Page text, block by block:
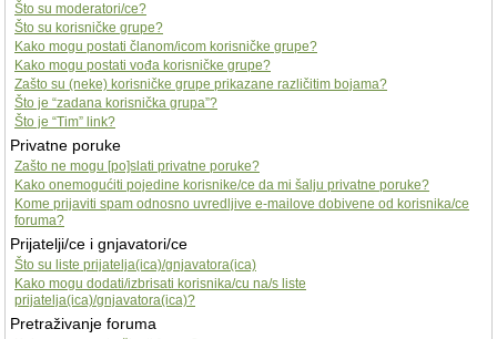
Što su moderatori/ce?
Što su korisničke grupe?
Kako mogu postati članom/icom korisničke grupe?
Kako mogu postati vođa korisničke grupe?
Zašto su (neke) korisničke grupe prikazane različitim bojama?
Što je “zadana korisnička grupa”?
Što je “Tim” link?
Privatne poruke
Zašto ne mogu [po]slati privatne poruke?
Kako onemogućiti pojedine korisnike/ce da mi šalju privatne poruke?
Kome prijaviti spam odnosno uvredljive e-mailove dobivene od korisnika/ce
foruma?
Prijatelji/ce i gnjavatori/ce
Što su liste prijatelja(ica)/gnjavatora(ica)
Kako mogu dodati/izbrisati korisnika/cu na/s liste
prijatelja(ica)/gnjavatora(ica)?
Pretraživanje foruma